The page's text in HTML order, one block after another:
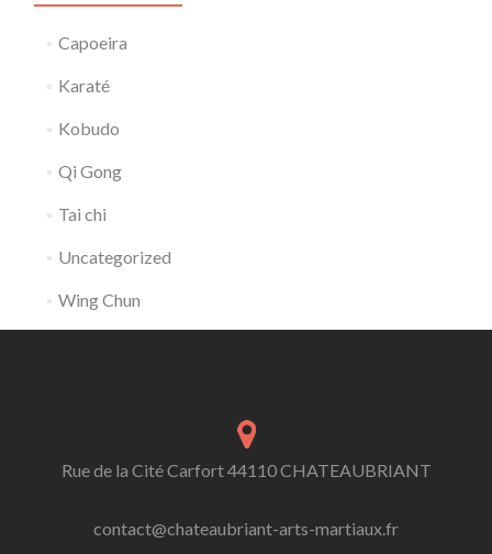
Capoeira
Karaté
Kobudo
Qi Gong
Tai chi
Uncategorized
Wing Chun
Rue de la Cité Carfort 44110 CHATEAUBRIANT
contact@chateaubriant-arts-martiaux.fr